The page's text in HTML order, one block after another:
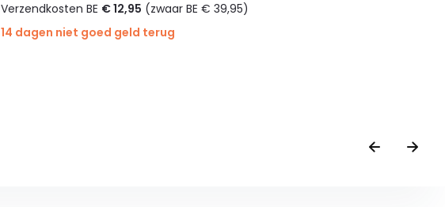
Verzendkosten BE € 12,95 (zwaar BE € 39,95)
14 dagen niet goed geld terug